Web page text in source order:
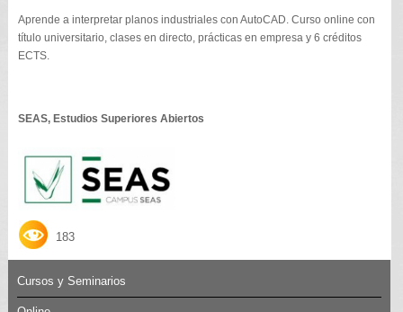
Aprende a interpretar planos industriales con AutoCAD. Curso online con
título universitario, clases en directo, prácticas en empresa y 6 créditos
ECTS.
SEAS, Estudios Superiores Abiertos
183
Cursos y Seminarios